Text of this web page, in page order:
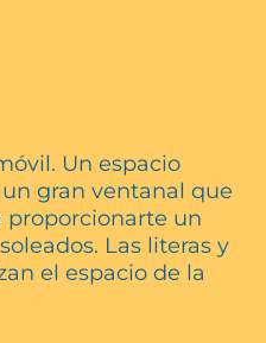
Un espacio
gran ventanal que
proporcionarte un
Las literas y
el espacio de la